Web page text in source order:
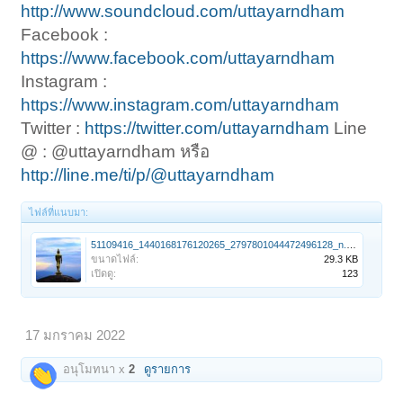
http://www.soundcloud.com/uttayarndham
Facebook :
https://www.facebook.com/uttayarndham
Instagram :
https://www.instagram.com/uttayarndham
Twitter : https://twitter.com/uttayarndham Line
@ : @uttayarndham หรือ
http://line.me/ti/p/@uttayarndham
ไฟล์ที่แนบมา:
ขนาดไฟล์:
29.3 KB
เปิดดู:
123
17 มกราคม 2022
อนุโมทนา x2 ดูรายการ